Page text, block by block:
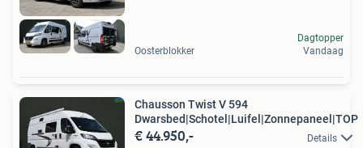
Oosterblokker
Dagtopper
Vandaag
Chausson Twist V 594
Dwarsbed|Schotel|Luifel|Zonnepaneel|TOP
€ 44.950,- Details